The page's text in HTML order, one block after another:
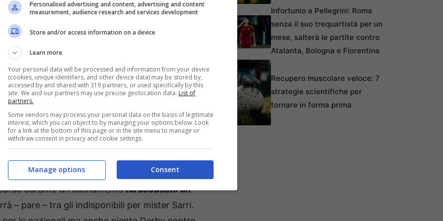
adesso serve un sostituto.
è grave
è inevitabile che qualche imprevisto si
dover fare i conti con gli infortuni di inizio
fatto l’asta e alFantacalcio oggi si ritrova
prossime settimane dovràrinunciare a Manuel
già sul finire della passata stagione era finito
Valdagno, sotto contratto per altre due
durante un allenamentoha accusato un
– pare – tra gli indisponibili per mister Sarri.
Infortunio a Pellegrini: Roma
senza il suo trequartista per un
mese, salterà le partite contro
Atalanta, Bologna e Fiorentina
Recupero muscolare veloce: 7
strategie scientifiche per
tornare in forma prima
Personalised advertising and content, advertising and content
measurement, audience research and services development
Store and/or access information on a device
Learn more
Your personal data will be processed and information from your device
(cookies, unique identifiers, and other device data) may be stored by,
accessed by and shared with 319 partners, or used specifically by this
site. We and our partners may use precise geolocation data. List of
partners.
Some vendors may process your personal data on the basis of legitimate
interest, which you can object to by managing your options below. Look
for a link at the bottom of this page or in the site menu to manage or
withdraw consent in privacy and cookie settings.
Consent
Manage options